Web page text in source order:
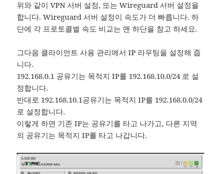
위와 같이 VPN 서버 설정, 또는 Wireguard 서버 설정을
합니다. Wireguard 서버 설정이 속도가 더 빠릅니다. 하
단에 각 프로토콜별 속도 비교는 맨 하단을 참고 하세요.
그다음 클라이언트 사용 관리에서 IP 라우팅을 설정해 줍
니다.
192.168.0.1 공유기는 목적지 IP를 192.168.10.0/24 로 설
정합니다.
반대로 192.168.10.1공유기는 목적지 IP를 192.168.0.0/24
로 설정합니다.
이렇게 하면 기존 IP는 공유기를 타고 나가고, 다른 지역
의 공유기는 목적지 IP를 타고 나갑니다.